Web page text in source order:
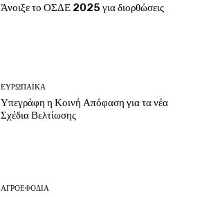
Άνοιξε το ΟΣΔΕ 2025 για διορθώσεις
ΕΥΡΩΠΑΪΚΆ
Υπεγράφη η Κοινή Απόφαση για τα νέα
Σχέδια Βελτίωσης
ΑΓΡΟΕΦΌΔΙΑ